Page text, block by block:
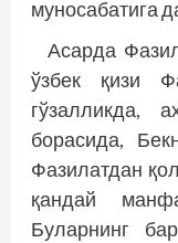
муносабатига
Асарда
ўзбек қизи
гўзалликда,
борасида,
Фазилатдан
қандай
Буларнинг